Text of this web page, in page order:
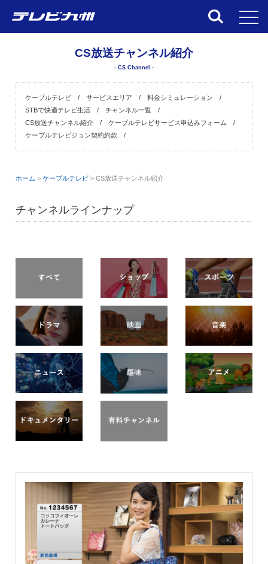
CS放送チャンネル紹介
- CS Channel -
ケーブルテレビ サービスエリア
料金シミュレーション
STBで快適テレビ生活
チャンネル一覧
CS放送チャンネル紹介
ケーブルテレビサービス申込みフォーム
ケーブルテレビジョン契約約款
ホーム >ケーブルテレビ >CS放送チャンネル紹介
チャンネルラインナップ